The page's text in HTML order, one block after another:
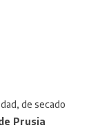
de secado
Prusia